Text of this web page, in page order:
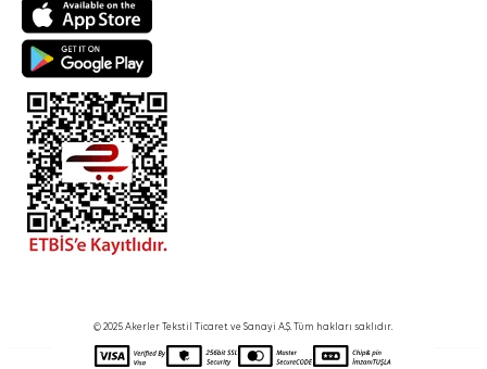
© 2025 Akerler Tekstil Ticaret ve Sanayi A.Ş. Tüm hakları saklıdır.